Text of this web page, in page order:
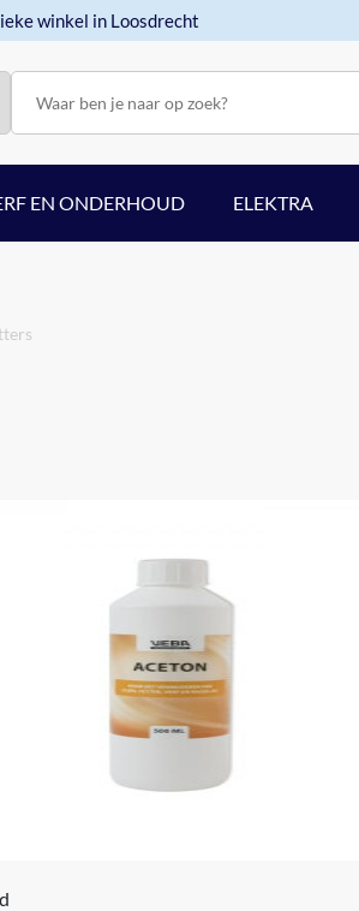
winkel in Loosdrecht
EN ONDERHOUD ELEKTRA